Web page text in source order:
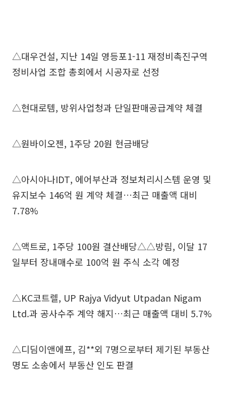
△대우건설, 지난 14일 영등포1-11 재정비촉진구역
정비사업 조합 총회에서 시공자로 선정
△현대로템, 방위사업청과 단일판매공급계약 체결
△원바이오젠, 1주당 20원 현금배당
△아시아나IDT, 에어부산과 정보처리시스템 운영 및
유지보수 146억 원 계약 체결…최근 매출액 대비
7.78%
△액트로, 1주당 100원 결산배당△△방림, 이달 17
일부터 장내매수로 100억 원 주식 소각 예정
△KC코트렐, UP Rajya Vidyut Utpadan Nigam
Ltd.과 공사수주 계약 해지…최근 매출액 대비 5.7%
△디딤이앤에프, 김**외 7명으로부터 제기된 부동산
명도 소송에서 부동산 인도 판결